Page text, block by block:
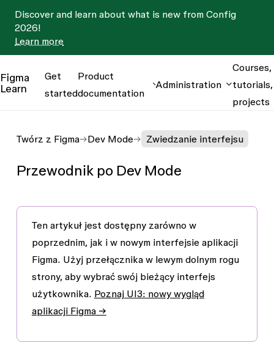
Discover and learn about what is new from Config
2026!
Learn more
Figma
Learn
Get
started
Product
documentation
Administration
Courses,
tutorials,
projects
Twórz z Figma Dev Mode Zwiedzanie interfejsu
Przewodnik po Dev Mode
Ten artykuł jest dostępny zarówno w
poprzednim, jak i w nowym interfejsie aplikacji
Figma. Użyj przełącznika w lewym dolnym rogu
strony, aby wybrać swój bieżący interfejs
użytkownika. Poznaj UI3: nowy wygląd
aplikacji Figma →